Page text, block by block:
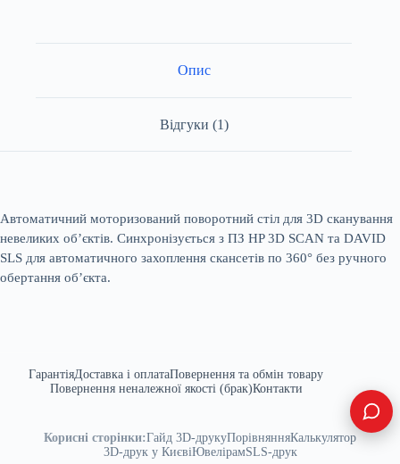
Опис
Відгуки (1)
Автоматичний моторизований поворотний стіл для 3D сканування
невеликих об’єктів. Синхронізується з ПЗ HP 3D SCAN та DAVID
SLS для автоматичного захоплення скансетів по 360° без ручного
обертання об’єкта.
ГарантіяДоставка і оплатаПовернення та обмін товару
Повернення неналежної якості (брак)Контакти
Корисні сторінки:Гайд 3D-друкуПорівнянняКалькулятор
3D-друк у КиєвіЮвелірамSLS-друк